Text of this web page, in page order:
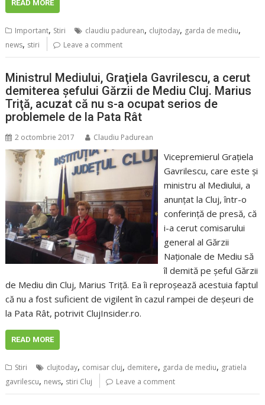
READ MORE
Important, Stiri claudiu padurean, clujtoday, garda de mediu,
news, stiri Leave a comment
Ministrul Mediului, Graţiela Gavrilescu, a cerut
demiterea şefului Gărzii de Mediu Cluj. Marius
Triţă, acuzat că nu s-a ocupat serios de
problemele de la Pata Rât
2 octombrie 2017 Claudiu Padurean
Vicepremierul Graţiela
Gavrilescu, care este şi
ministru al Mediului, a
anunţat la Cluj, într-o
conferinţă de presă, că
i-a cerut comisarului
general al Gărzii
Naţionale de Mediu să
îl demită pe şeful Gărzii
de Mediu din Cluj, Marius Triţă. Ea îi reproşează acestuia faptul
că nu a fost suficient de vigilent în cazul rampei de deşeuri de
la Pata Rât, potrivit ClujInsider.ro.
READ MORE
Stiri clujtoday, comisar cluj, demitere, garda de mediu, gratiela
gavrilescu, news, stiri Cluj Leave a comment